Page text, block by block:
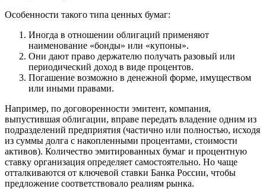
Особенности такого типа ценных бумаг:
Иногда в отношении облигаций применяют
наименование «бонды» или «купоны».
Они дают право держателю получать разовый или
периодический доход в виде процентов.
Погашение возможно в денежной форме, имуществом
или иными правами.
Например, по договоренности эмитент, компания,
выпустившая облигации, вправе передать владение одним из
подразделений предприятия (частично или полностью, исходя
из суммы долга с накопленными процентами, стоимости
активов). Количество эмитированных бумаг и процентную
ставку организация определяет самостоятельно. Но чаще
отталкиваются от ключевой ставки Банка России, чтобы
предложение соответствовало реалиям рынка.